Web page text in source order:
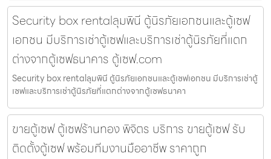
Security box rentalลุมพินี ตู้นิรภัยเอกชนและตู้เซฟ
เอกชน มีบริการเช่าตู้เซฟและบริการเช่าตู้นิรภัยที่แตก
ต่างจากตู้เซฟธนาคาร ตู้เซฟ.com
Security box rentalลุมพินี ตู้นิรภัยเอกชนและตู้เซฟเอกชน มีบริการเช่าตู้
เซฟและบริการเช่าตู้นิรภัยที่แตกต่างจากตู้เซฟธนาคา
ขายตู้เซฟ ตู้เซฟร้านทอง พิจิตร บริการ ขายตู้เซฟ รับ
ติดตั้งตู้เซฟ พร้อมทีมงานมืออาชีพ ราคาถูก